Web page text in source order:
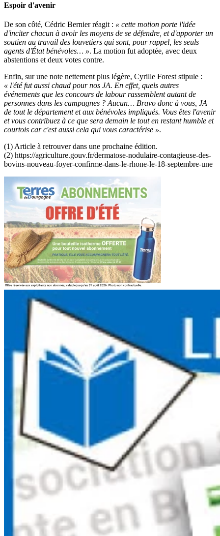
Espoir d'avenir
De son côté, Cédric Bernier réagit : « cette motion porte l'idée
d'inciter chacun à avoir les moyens de se défendre, et d'apporter un
soutien au travail des louvetiers qui sont, pour rappel, les seuls
agents d'État bénévoles… ». La motion fut adoptée, avec deux
abstentions et deux votes contre.
Enfin, sur une note nettement plus légère, Cyrille Forest stipule :
« l'été fut aussi chaud pour nos JA. En effet, quels autres
événements que les concours de labour rassemblent autant de
personnes dans les campagnes ? Aucun… Bravo donc à vous, JA
de tout le département et aux bénévoles impliqués. Vous êtes l'avenir
et vous contribuez à ce que sera demain le tout en restant humble et
courtois car c'est aussi cela qui vous caractérise ».
(1) Article à retrouver dans une prochaine édition.
(2) https://agriculture.gouv.fr/dermatose-nodulaire-contagieuse-des-
bovins-nouveau-foyer-confirme-dans-le-rhone-le-18-septembre-une